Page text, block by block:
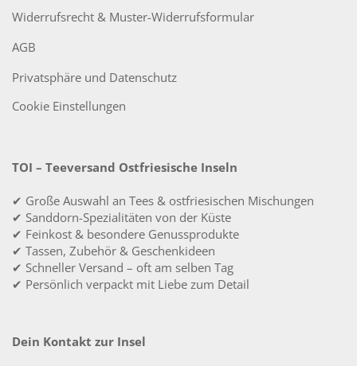
Widerrufsrecht & Muster-Widerrufsformular
AGB
Privatsphäre und Datenschutz
Cookie Einstellungen
TOI – Teeversand Ostfriesische Inseln
✔ Große Auswahl an Tees & ostfriesischen Mischungen
✔ Sanddorn-Spezialitäten von der Küste
✔ Feinkost & besondere Genussprodukte
✔ Tassen, Zubehör & Geschenkideen
✔ Schneller Versand – oft am selben Tag
✔ Persönlich verpackt mit Liebe zum Detail
Dein Kontakt zur Insel